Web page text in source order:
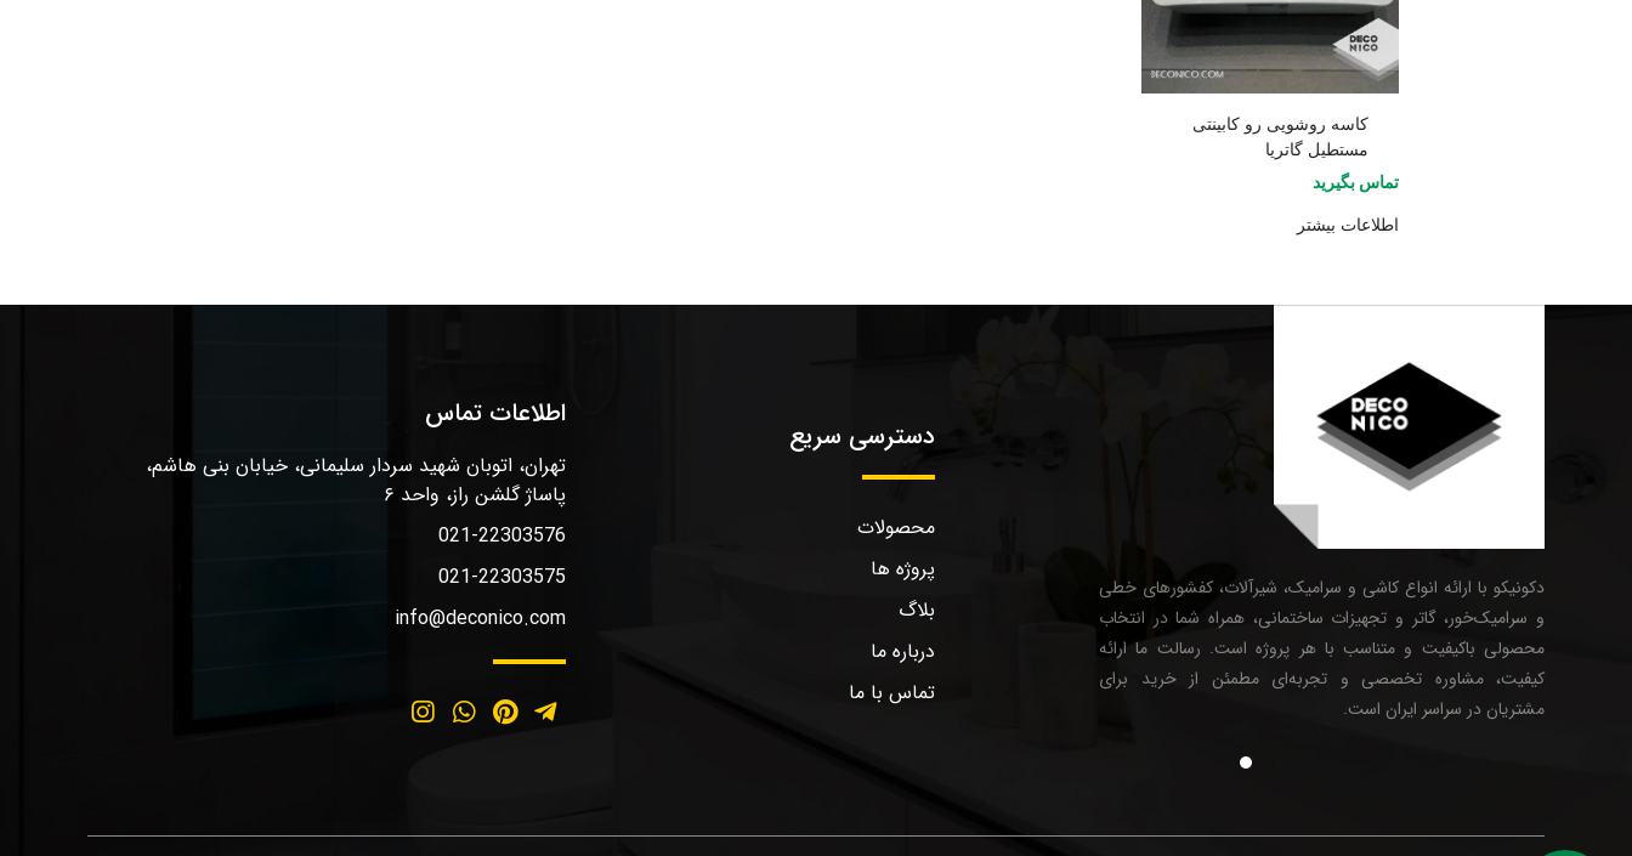
کاسه روشویی رو کابینتی
مستطیل گاتریا
تماس بگیرید
اطلاعات بیشتر
دکونیکو با ارائه انواع کاشی و سرامیک، شیرآلات، کفشورهای خطی
و سرامیک‌خور، گاتر و تجهیزات ساختمانی، همراه شما در انتخاب
محصولی باکیفیت و متناسب با هر پروژه است. رسالت ما ارائه
کیفیت، مشاوره تخصصی و تجربه‌ای مطمئن از خرید برای
مشتریان در سراسر ایران است.
دسترسی سریع
محصولات
پروژه ها
بلاگ
درباره ما
تماس با ما
اطلاعات تماس
تهران، اتوبان شهید سردار سلیمانی، خیابان بنی هاشم،
پاساژ گلشن راز، واحد ۶
021-22303576
021-22303575
info@deconico.com